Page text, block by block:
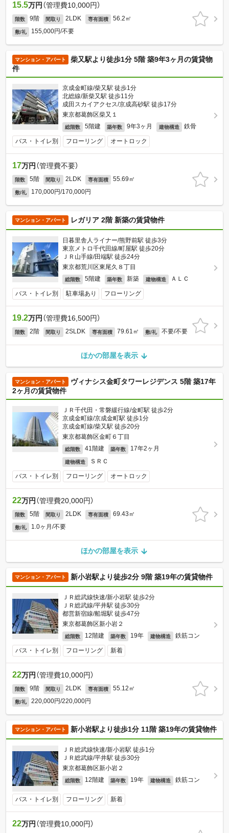
15.5万円 （管理費10,000円）
階数 9階 間取り 2LDK 専有面積 56.2㎡
敷/礼 155,000円/不要
マンション・アパート
柴又駅より徒歩1分 5階 築9年3ヶ月の賃貸物
件
京成金町線/柴又駅 徒歩1分
北総線/新柴又駅 徒歩11分
成田スカイアクセス/京成高砂駅 徒歩17分
東京都葛飾区柴又１
総階数 5階建 築年数 9年3ヶ月 建物構造 鉄骨
バス・トイレ別 フローリング オートロック
17万円 （管理費不要）
階数 5階 間取り 2LDK 専有面積 55.69㎡
敷/礼 170,000円/170,000円
マンション・アパート レガリア 2階 新築の賃貸物件
日暮里舎人ライナー/熊野前駅 徒歩3分
東京メトロ千代田線/町屋駅 徒歩20分
ＪＲ山手線/田端駅 徒歩24分
東京都荒川区東尾久８丁目
総階数 5階建 築年数 新築 建物構造 ＡＬＣ
バス・トイレ別 駐車場あり フローリング
19.2万円 （管理費16,500円）
階数 2階 間取り 2SLDK 専有面積 79.61㎡ 敷/礼 不要/不要
ほかの部屋を表示
マンション・アパート
ヴィナシス金町タワーレジデンス 5階 築17年
2ヶ月の賃貸物件
ＪＲ千代田・常磐緩行線/金町駅 徒歩2分
京成金町線/京成金町駅 徒歩1分
京成金町線/柴又駅 徒歩20分
東京都葛飾区金町６丁目
総階数 41階建 築年数 17年2ヶ月
建物構造 ＳＲＣ
バス・トイレ別 フローリング オートロック
22万円 （管理費20,000円）
階数 5階 間取り 2LDK 専有面積 69.43㎡
敷/礼 1.0ヶ月/不要
ほかの部屋を表示
マンション・アパート 新小岩駅より徒歩2分 9階 築19年の賃貸物件
ＪＲ総武線快速/新小岩駅 徒歩2分
ＪＲ総武線/平井駅 徒歩30分
都営新宿線/船堀駅 徒歩47分
東京都葛飾区新小岩２
総階数 12階建 築年数 19年 建物構造 鉄筋コン
バス・トイレ別 フローリング 新着
22万円 （管理費10,000円）
階数 9階 間取り 2LDK 専有面積 55.12㎡
敷/礼 220,000円/220,000円
マンション・アパート 新小岩駅より徒歩1分 11階 築19年の賃貸物件
ＪＲ総武線快速/新小岩駅 徒歩1分
ＪＲ総武線/平井駅 徒歩30分
東京都葛飾区新小岩２
総階数 12階建 築年数 19年 建物構造 鉄筋コン
バス・トイレ別 フローリング 新着
22万円 （管理費10,000円）